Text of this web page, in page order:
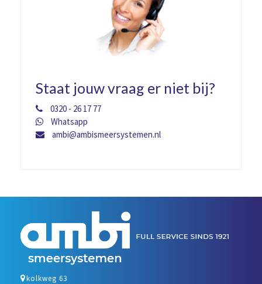
Staat jouw vraag er niet bij?
0320 - 26 17 77
Whatsapp
ambi@ambismeersystemen.nl
kolkweg 63